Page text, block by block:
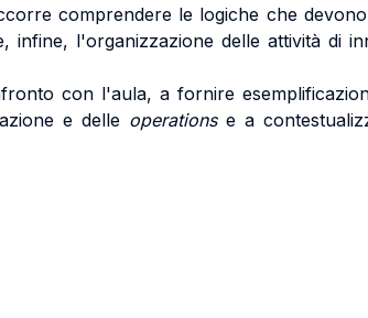
comprendere le logiche che
infine, l'organizzazione delle attività di
con l'aula, a fornire
e delle operationse a